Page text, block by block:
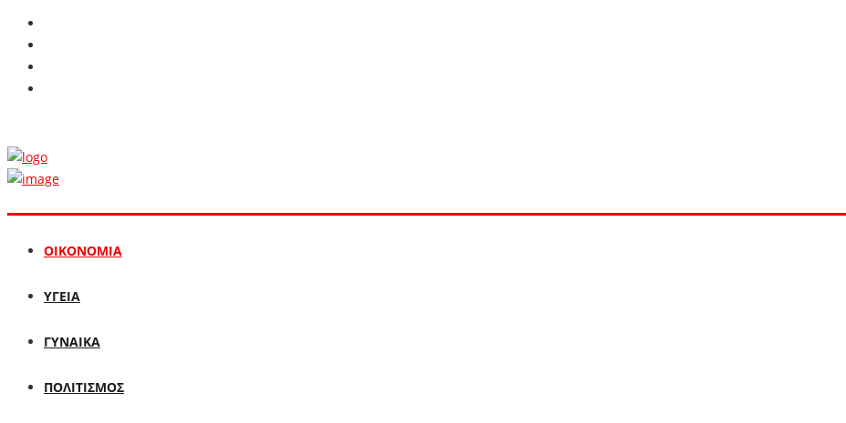
ΟΙΚΟΝΟΜΙΑ
ΥΓΕΙΑ
ΓΥΝΑΙΚΑ
ΠΟΛΙΤΙΣΜΟΣ